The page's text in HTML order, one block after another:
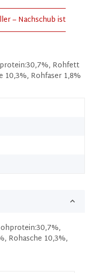
– Nachschub ist
Rohfett
10,3%, Rohfaser 1,8%
Rohasche 10,3%,